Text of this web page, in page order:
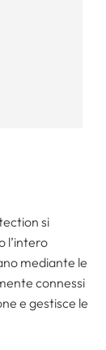
si
l’intero
mediante le
connessi
e gestisce le